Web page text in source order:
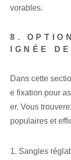
vorables.
8.
IGNÉE
Dans cette
e fixation pour
er. Vous
populaires et
1. Sangles